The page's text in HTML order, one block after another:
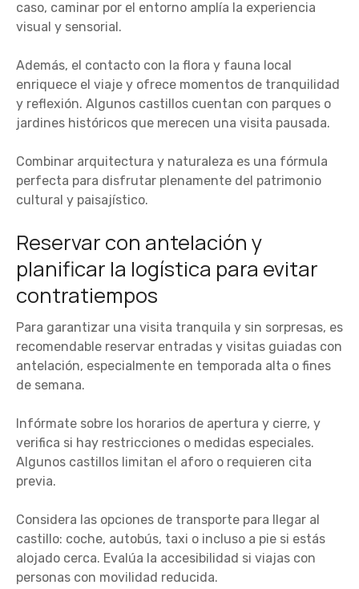
caso, caminar por el entorno amplía la experiencia
visual y sensorial.
Además, el contacto con la flora y fauna local
enriquece el viaje y ofrece momentos de tranquilidad
y reflexión. Algunos castillos cuentan con parques o
jardines históricos que merecen una visita pausada.
Combinar arquitectura y naturaleza es una fórmula
perfecta para disfrutar plenamente del patrimonio
cultural y paisajístico.
Reservar con antelación y
planificar la logística para evitar
contratiempos
Para garantizar una visita tranquila y sin sorpresas, es
recomendable reservar entradas y visitas guiadas con
antelación, especialmente en temporada alta o fines
de semana.
Infórmate sobre los horarios de apertura y cierre, y
verifica si hay restricciones o medidas especiales.
Algunos castillos limitan el aforo o requieren cita
previa.
Considera las opciones de transporte para llegar al
castillo: coche, autobús, taxi o incluso a pie si estás
alojado cerca. Evalúa la accesibilidad si viajas con
personas con movilidad reducida.